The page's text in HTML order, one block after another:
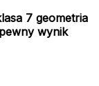
7 geometria
wynik